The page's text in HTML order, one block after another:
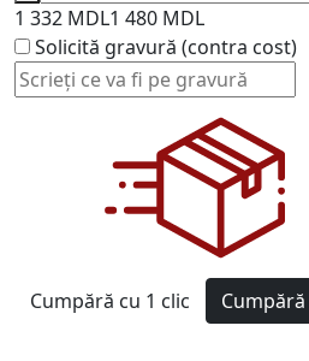
1 332 MDL1 480 MDL
Solicită gravură (contra cost)
Cumpără cu 1 clic Cumpără